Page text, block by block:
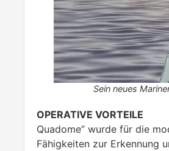
Sein neues
OPERATIVE VORTEILE
Quadome” wurde für die
Fähigkeiten zur Erkennung